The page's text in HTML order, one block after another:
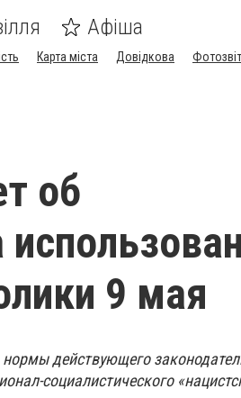
Афіша
Карта міста Довідкова
об
9 мая
действующего
социалистического